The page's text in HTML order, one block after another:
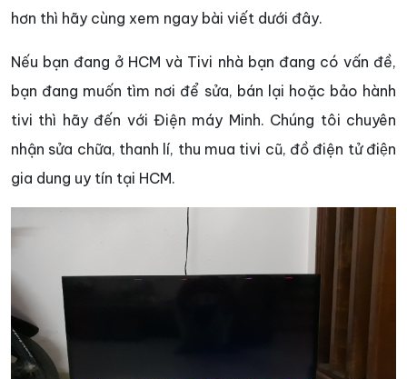
hơn thì hãy cùng xem ngay bài viết dưới đây.
Nếu bạn đang ở HCM và Tivi nhà bạn đang có vấn đề,
bạn đang muốn tìm nơi để sửa, bán lại hoặc bảo hành
tivi thì hãy đến với Điện máy Minh. Chúng tôi chuyên
nhận sửa chữa, thanh lí, thu mua tivi cũ, đồ điện tử điện
gia dung uy tín tại HCM.